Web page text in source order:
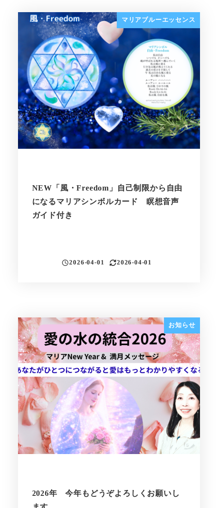
マリアブルーエッセンス
NEW「風・Freedom」自己制限から自由
になるマリアシンボルカード 瞑想音声
ガイド付き
投稿日
2026-04-01
更新日
2026-04-01
お知らせ
2026年 今年もどうぞよろしくお願いし